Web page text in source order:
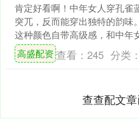
肯定好看啊！中年女人穿孔雀
突兀，反而能穿出独特的韵味
这种颜色自带高级感，和中年
熟气质特别搭，只要选对款式
绝对能让人眼前一亮。 孔....
高盛配资 查看： 245 分类：
查查配文